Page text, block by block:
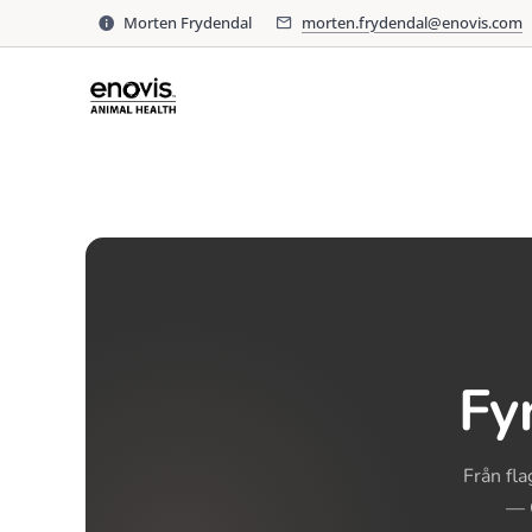
Morten Frydendal morten.frydendal@enovis.com
morten.frydendal@enovis.com 51 557 557
Från
—